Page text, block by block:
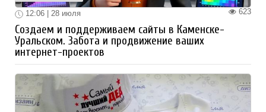
623
12:06 | 28 июля
Создаем и поддерживаем сайты в Каменске-
Уральском. Забота и продвижение ваших
интернет-проектов